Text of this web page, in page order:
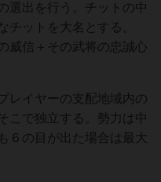
選出を⾏う。チットの中
チットを⼤名とする。
威信＋その武将の忠誠⼼
レイヤーの⽀配地域内の
こで独⽴する。勢⼒は中
６の⽬が出た場合は最⼤